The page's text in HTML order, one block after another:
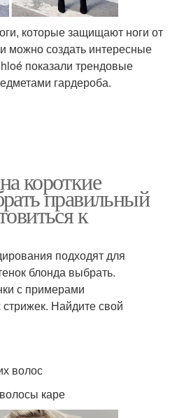
которые защищают ноги от
можно создать интересные
показали трендовые
гардероба.
короткие
правильный
к
подходят для
блонда выбрать.
с примерами
Найдите свой
волос
каре